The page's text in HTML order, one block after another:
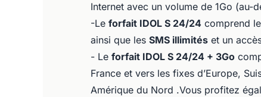
Internet avec un volume de 1Go
-Le forfait IDOL S 24/24 comprend
ainsi que les SMS illimités et un
- Le forfait IDOL S 24/24 + 3Go
France et vers les fixes d’Europe,
Amérique du Nord .Vous profitez